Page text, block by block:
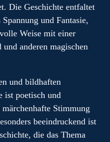
Die Geschichte entfaltet
und Fantasie,
Weise mit einer
anderen magischen
und bildhaften
ist poetisch und
Stimmung
beeindruckend ist
die das Thema